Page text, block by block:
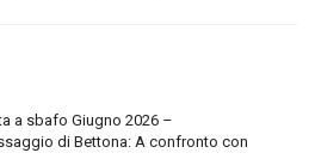
a sbafo Giugno 2026 –
di Bettona: A confronto con